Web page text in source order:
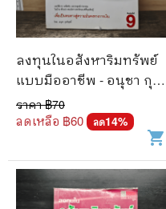
ลงทุนในอสังหาริมทรัพย์
แบบมืออาชีพ - อนุชา กุล
วิสุทธิ์
ราคา ฿70
ลดเหลือ ฿60 ลด14%
shopping_cart